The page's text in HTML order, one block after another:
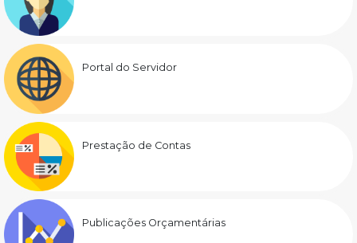
Portal do Servidor
Prestação de Contas
Publicações Orçamentárias